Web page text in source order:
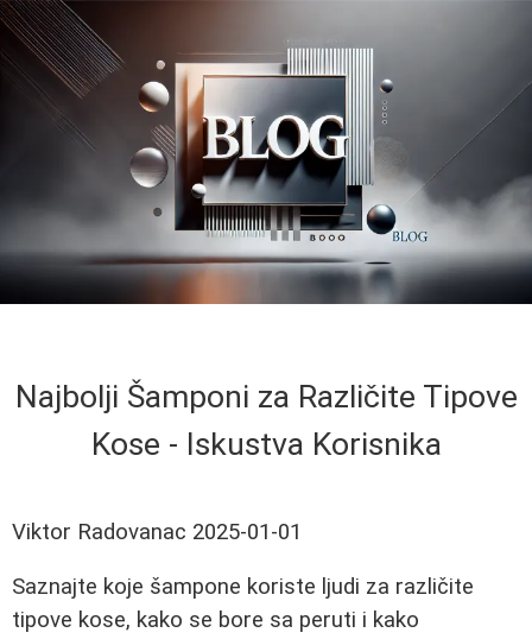
Najbolji Šamponi za Različite Tipove
Kose - Iskustva Korisnika
Viktor Radovanac 2025-01-01
Saznajte koje šampone koriste ljudi za različite
tipove kose, kako se bore sa peruti i kako